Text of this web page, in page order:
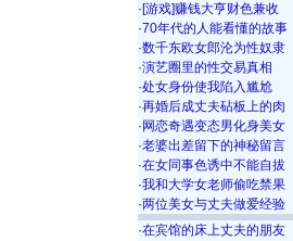
· [游戏]赚钱大亨财色兼收
·70年代的人能看懂的故事
·数千东欧女郎沦为性奴隶
·演艺圈里的性交易真相
·处女身份使我陷入尴尬
·再婚后成丈夫砧板上的肉
· 网恋奇遇变态男化身美女
·老婆出差留下的神秘留言
·在女同事色诱中不能自拔
·我和大学女老师偷吃禁果
·两位美女与丈夫做爱经验
·在宾馆的床上丈夫的朋友